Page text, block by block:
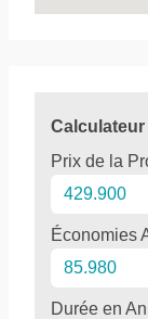
Prix de la
Économies
Durée en